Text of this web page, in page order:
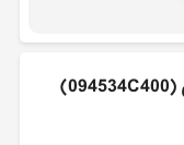
مشخصات ابزار_جمع كن خارفنري (094534C400)